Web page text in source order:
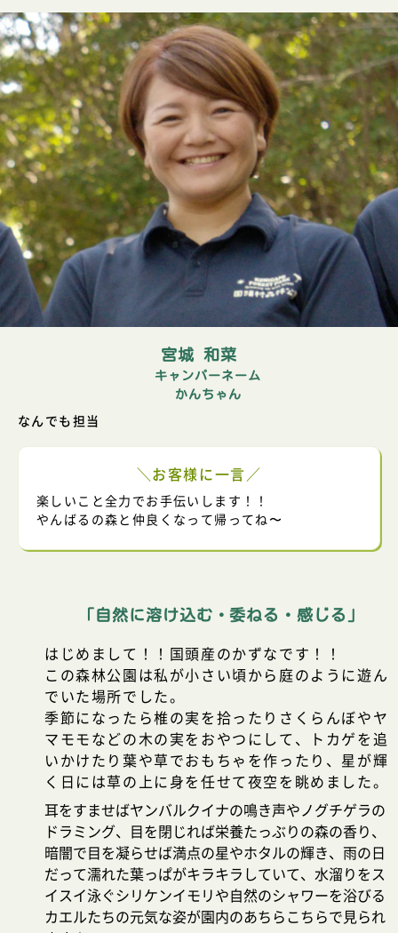
宮城 和菜
キャンパーネーム
かんちゃん
なんでも担当
＼お客様に一言／
楽しいこと全力でお手伝いします！！
やんばるの森と仲良くなって帰ってね〜
「自然に溶け込む・委ねる・感じる」
はじめまして！！国頭産のかずなです！！
この森林公園は私が小さい頃から庭のように遊ん
でいた場所でした。
季節になったら椎の実を拾ったりさくらんぼやヤ
マモモなどの木の実をおやつにして、トカゲを追
いかけたり葉や草でおもちゃを作ったり、星が輝
く日には草の上に身を任せて夜空を眺めました。
耳をすませばヤンバルクイナの鳴き声やノグチゲラの
ドラミング、目を閉じれば栄養たっぶりの森の香り、
暗闇で目を凝らせば満点の星やホタルの輝き、雨の日
だって濡れた葉っぱがキラキラしていて、水溜りをス
イスイ泳ぐシリケンイモリや自然のシャワーを浴びる
カエルたちの元気な姿が園内のあちらこちらで見られ